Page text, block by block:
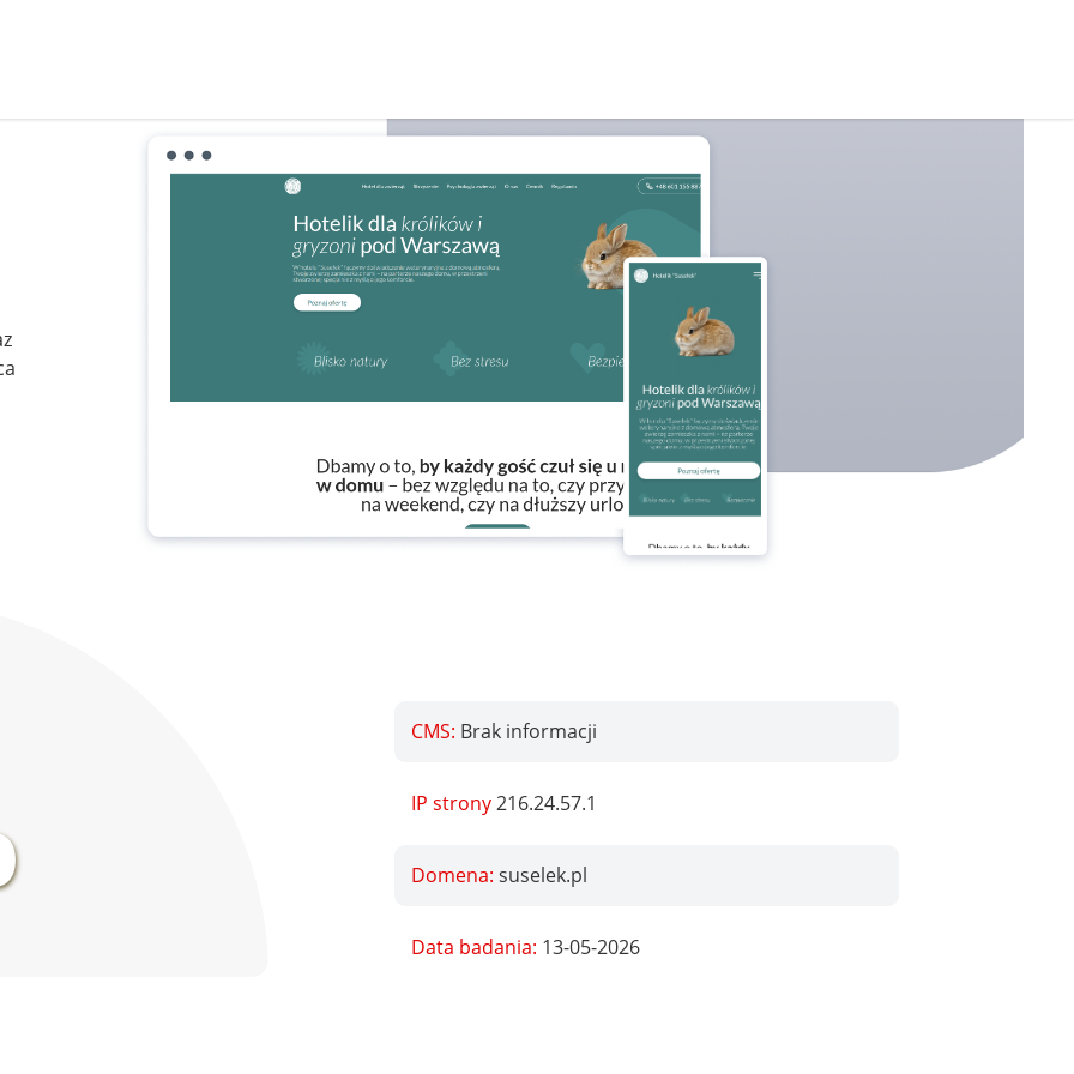
CMS: Brak informacji
IP strony216.24.57.1
Domena: suselek.pl
Data badania: 13-05-2026